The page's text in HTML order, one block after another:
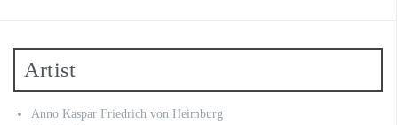
Artist
Anno Kaspar Friedrich von Heimburg